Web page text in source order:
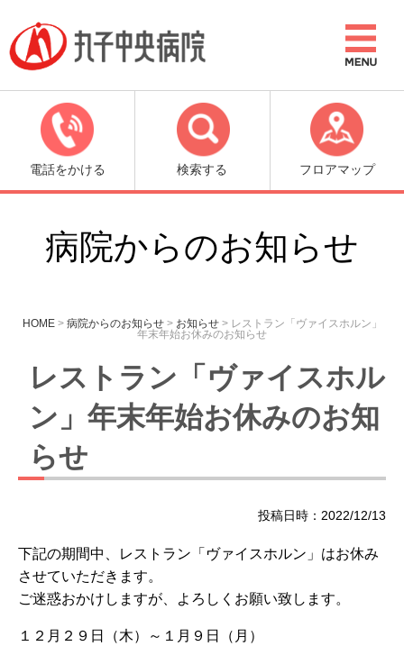
電話をかける 検索する フロアマップ
病院からのお知らせ
HOME> 病院からのお知らせ> お知らせ> レストラン「ヴァイスホルン」
年末年始お休みのお知らせ
レストラン「ヴァイスホル
ン」年末年始お休みのお知
らせ
投稿日時：2022/12/13
下記の期間中、レストラン「ヴァイスホルン」はお休み
させていただきます。
ご迷惑おかけしますが、よろしくお願い致します。
１２月２９日（木）～１月９日（月）